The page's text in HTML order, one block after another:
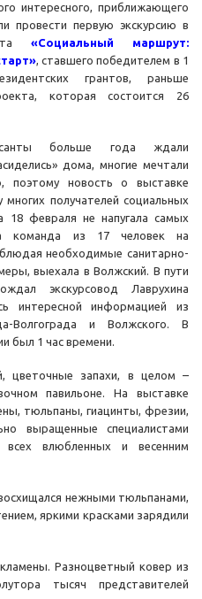
интересного, приближающего
провести первую экскурсию в
«Социальный маршрут:
», ставшего победителем в 1
грантов, раньше
которая состоится 26
больше года ждали
дома, многие мечтали
поэтому новость о выставке
получателей социальных
18 февраля не напугала самых
команда из 17 человек на
необходимые санитарно-
выехала в Волжский. В пути
экскурсовод Лаврухина
интересной информацией из
Волгограда и Волжского. В
был 1 час времени.
цветочные запахи, в целом –
павильоне. На выставке
тюльпаны, гиацинты, фрезии,
выращенные специалистами
влюбленных и весенним
нежными тюльпанами,
яркими красками зарядили
Разноцветный ковер из
тысяч представителей